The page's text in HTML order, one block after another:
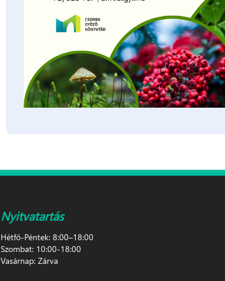
Nyitvatartás
Hétfő-Péntek: 8:00–18:00
Szombat: 10:00-18:00
Vasárnap: Zárva